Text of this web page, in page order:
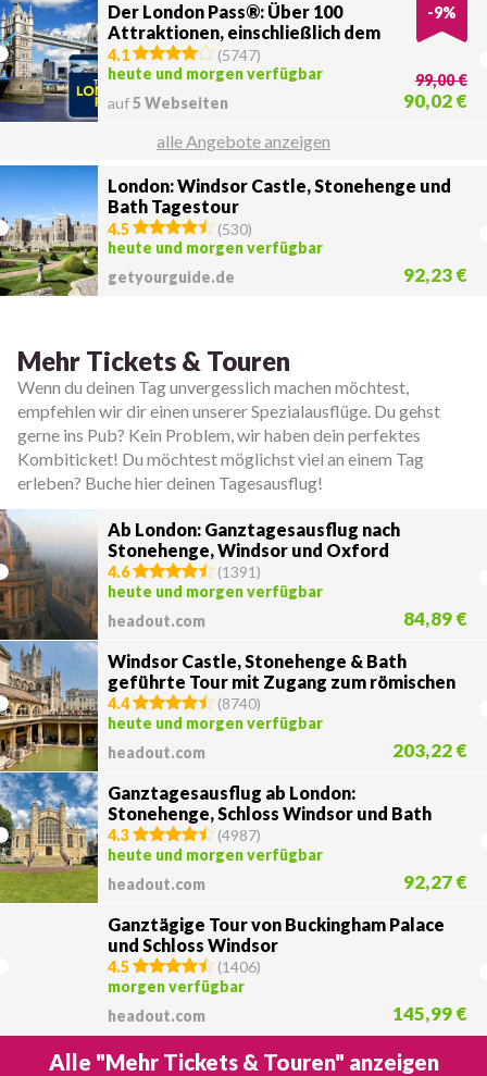
Der London Pass®: Über 100
Attraktionen, einschließlich dem
London Eye
-9%
4.1 (5747)
heute und morgen verfügbar
auf5 Webseiten
99,00 €
90,02 €
alle Angebote anzeigen
London: Windsor Castle, Stonehenge und
Bath Tagestour
4.5 (530)
heute und morgen verfügbar
getyourguide.de
92,23 €
Mehr Tickets & Touren
Wenn du deinen Tag unvergesslich machen möchtest,
empfehlen wir dir einen unserer Spezialausflüge. Du gehst
gerne ins Pub? Kein Problem, wir haben dein perfektes
Kombiticket! Du möchtest möglichst viel an einem Tag
erleben? Buche hier deinen Tagesausflug!
Ab London: Ganztagesausflug nach
Stonehenge, Windsor und Oxford
4.6 (1391)
heute und morgen verfügbar
headout.com
84,89 €
Windsor Castle, Stonehenge & Bath
geführte Tour mit Zugang zum römischen
Bath
4.4 (8740)
heute und morgen verfügbar
headout.com
203,22 €
Ganztagesausflug ab London:
Stonehenge, Schloss Windsor und Bath
4.3 (4987)
heute und morgen verfügbar
headout.com
92,27 €
Ganztägige Tour von Buckingham Palace
und Schloss Windsor
4.5 (1406)
morgen verfügbar
headout.com
145,99 €
Alle "Mehr Tickets & Touren" anzeigen